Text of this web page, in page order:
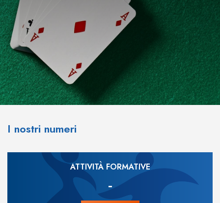
I nostri numeri
ATTIVITÀ FORMATIVE
-